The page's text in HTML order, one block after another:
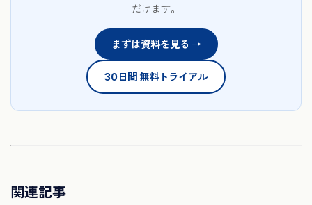
だけます。
まずは資料を見る →
30日間 無料トライアル
関連記事